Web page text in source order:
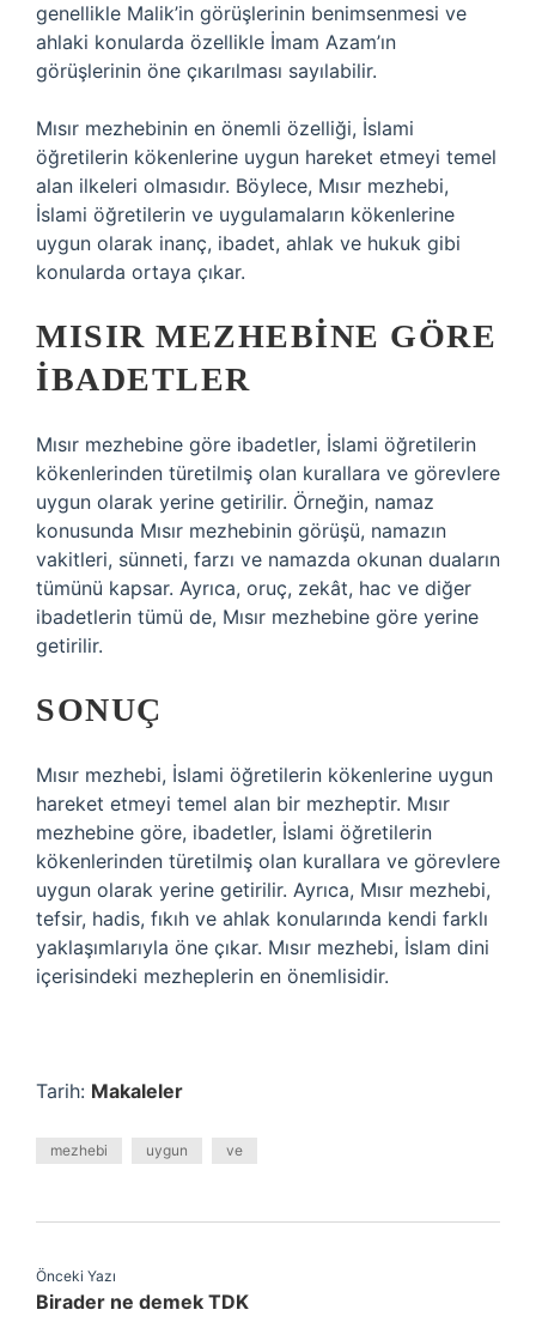
genellikle Malik’in görüşlerinin benimsenmesi ve
ahlaki konularda özellikle İmam Azam’ın
görüşlerinin öne çıkarılması sayılabilir.
Mısır mezhebinin en önemli özelliği, İslami
öğretilerin kökenlerine uygun hareket etmeyi temel
alan ilkeleri olmasıdır. Böylece, Mısır mezhebi,
İslami öğretilerin ve uygulamaların kökenlerine
uygun olarak inanç, ibadet, ahlak ve hukuk gibi
konularda ortaya çıkar.
MISIR MEZHEBINE GÖRE
İBADETLER
Mısır mezhebine göre ibadetler, İslami öğretilerin
kökenlerinden türetilmiş olan kurallara ve görevlere
uygun olarak yerine getirilir. Örneğin, namaz
konusunda Mısır mezhebinin görüşü, namazın
vakitleri, sünneti, farzı ve namazda okunan duaların
tümünü kapsar. Ayrıca, oruç, zekât, hac ve diğer
ibadetlerin tümü de, Mısır mezhebine göre yerine
getirilir.
SONUÇ
Mısır mezhebi, İslami öğretilerin kökenlerine uygun
hareket etmeyi temel alan bir mezheptir. Mısır
mezhebine göre, ibadetler, İslami öğretilerin
kökenlerinden türetilmiş olan kurallara ve görevlere
uygun olarak yerine getirilir. Ayrıca, Mısır mezhebi,
tefsir, hadis, fıkıh ve ahlak konularında kendi farklı
yaklaşımlarıyla öne çıkar. Mısır mezhebi, İslam dini
içerisindeki mezheplerin en önemlisidir.
Tarih: Makaleler
mezhebi uygun ve
Önceki Yazı
Birader ne demek TDK